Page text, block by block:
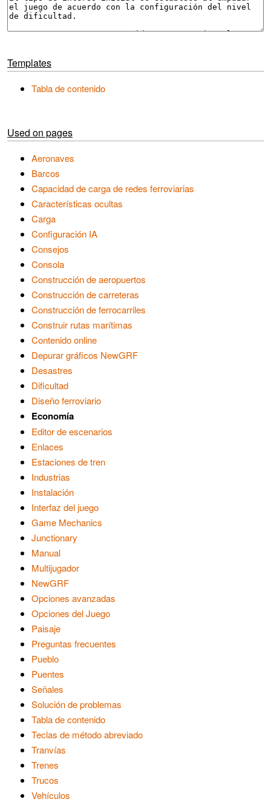
Templates
Tabla de contenido
Used on pages
Aeronaves
Barcos
Capacidad de carga de redes ferroviarias
Características ocultas
Carga
Configuración IA
Consejos
Consola
Construcción de aeropuertos
Construcción de carreteras
Construcción de ferrocarriles
Construir rutas marítimas
Contenido online
Depurar gráficos NewGRF
Desastres
Dificultad
Diseño ferroviario
Economía
Editor de escenarios
Enlaces
Estaciones de tren
Industrias
Instalación
Interfaz del juego
Game Mechanics
Junctionary
Manual
Multijugador
NewGRF
Opciones avanzadas
Opciones del Juego
Paisaje
Preguntas frecuentes
Pueblo
Puentes
Señales
Solución de problemas
Tabla de contenido
Teclas de método abreviado
Tranvías
Trenes
Trucos
Vehículos